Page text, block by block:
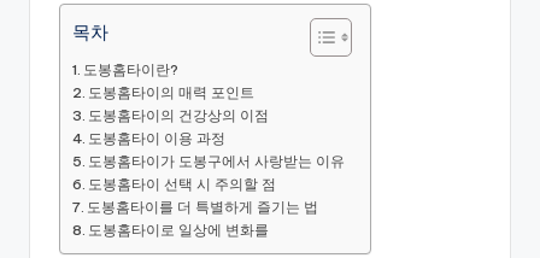
목차
도봉홈타이란?
도봉홈타이의 매력 포인트
도봉홈타이의 건강상의 이점
도봉홈타이 이용 과정
도봉홈타이가 도봉구에서 사랑받는 이유
도봉홈타이 선택 시 주의할 점
도봉홈타이를 더 특별하게 즐기는 법
도봉홈타이로 일상에 변화를